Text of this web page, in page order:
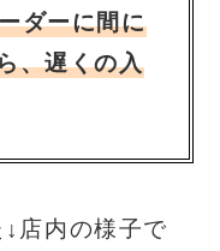
ダーに間に
、遅くの入
店内の様子で